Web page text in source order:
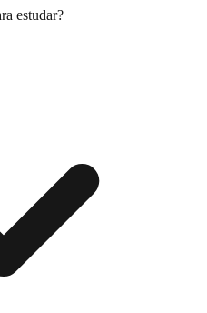
estudar?